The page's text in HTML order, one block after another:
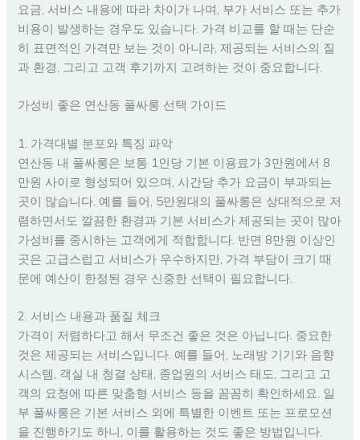
요금, 서비스 내용에 따라 차이가 나며, 부가 서비스 또는 추가
비용이 발생하는 경우도 있습니다. 가격 비교를 할 때는 단순
히 표면적인 가격만 보는 것이 아니라, 제공되는 서비스의 질
과 환경, 그리고 고객 후기까지 고려하는 것이 중요합니다.
가성비 좋은 연산동 풀싸롱 선택 가이드
1. 가격대별 분포와 특징 파악
연산동 내 풀싸롱은 보통 1인당 기본 이용료가 3만원에서 8
만원 사이로 형성되어 있으며, 시간당 추가 요금이 부과되는
곳이 많습니다. 예를 들어, 5만원대의 풀싸롱은 상대적으로 저
렴하면서도 깔끔한 환경과 기본 서비스가 제공되는 곳이 많아
가성비를 중시하는 고객에게 적합합니다. 반면 8만원 이상인
곳은 고급스럽고 서비스가 우수하지만, 가격 부담이 크기 때
문에 예산이 한정된 경우 신중한 선택이 필요합니다.
2. 서비스 내용과 품질 체크
가격이 저렴하다고 해서 무조건 좋은 것은 아닙니다. 중요한
것은 제공되는 서비스입니다. 예를 들어, 노래방 기기와 음향
시스템, 객실 내 청결 상태, 종업원의 서비스 태도, 그리고 고
객의 요청에 따른 맞춤형 서비스 등을 꼼꼼히 확인하세요. 일
부 풀싸롱은 기본 서비스 외에 특별한 이벤트 또는 프로모션
을 진행하기도 하니, 이를 활용하는 것도 좋은 방법입니다.